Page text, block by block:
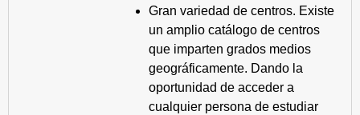
Gran variedad de centros. Existe
un amplio catálogo de centros
que imparten grados medios
geográficamente. Dando la
oportunidad de acceder a
cualquier persona de estudiar